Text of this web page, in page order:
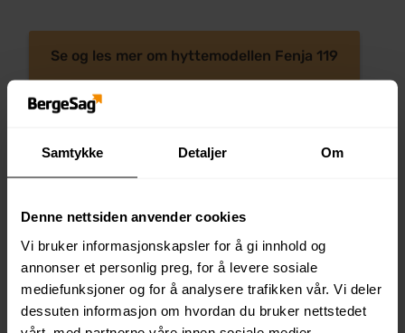
Samtykke Detaljer Om
Denne nettsiden anvender cookies
Vi bruker informasjonskapsler for å gi innhold og
annonser et personlig preg, for å levere sosiale
mediefunksjoner og for å analysere trafikken vår. Vi deler
dessuten informasjon om hvordan du bruker nettstedet
Se og les mer om hyttemodellen Fenja 119
Mange sitter på gjerdet – vi
hjelper deg videre
Vi vet at mange hyttekunder enten sitter litt på gjerdet
eller har valgt å utsette prosjektet. Spørsmål om
økonomi, valg og muligheter gjør at beslutningen kan